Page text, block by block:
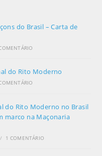
do Brasil – Carta de
do Rito Moderno
do Rito Moderno no Brasil
marco na Maçonaria
/ 1 COMENTÁRIO